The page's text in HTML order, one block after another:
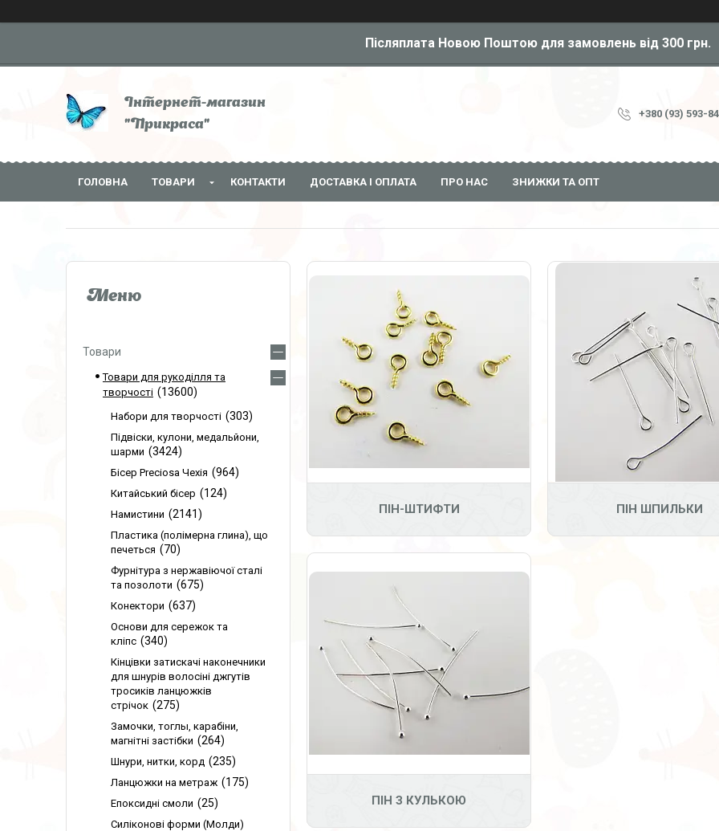
Післяплата Новою Поштою для замовлень від 300 грн.
Інтернет-магазин
"Прикраса"
+380 (93) 593-
ГОЛОВНА ТОВАРИ КОНТАКТИ ДОСТАВКА І ОПЛАТА ПРО НАС ЗНИЖКИ ТА ОПТ
ПІН-ШТИФТИ ПІН ШПИЛЬКИ
31
ПІН З КУЛЬКОЮ
Товари
Товари для рукоділля та
творчості
13600
Набори для творчості 303
Підвіски, кулони, медальйони,
шарми
3424
Бісер Preciosa Чехія 964
Китайський бісер 124
Намистини 2141
Пластика (полімерна глина), що
печеться
70
Фурнітура з нержавіючої сталі
та позолоти
675
Конектори 637
Основи для сережок та
кліпс
340
Кінцівки затискачі наконечники
для шнурів волосіні джгутів
тросиків ланцюжків
стрічок
275
Замочки, тоглы, карабіни,
магнітні застібки
264
Шнури, нитки, корд 235
Ланцюжки на метраж 175
Епоксидні смоли 25
Силіконові форми (Молди)